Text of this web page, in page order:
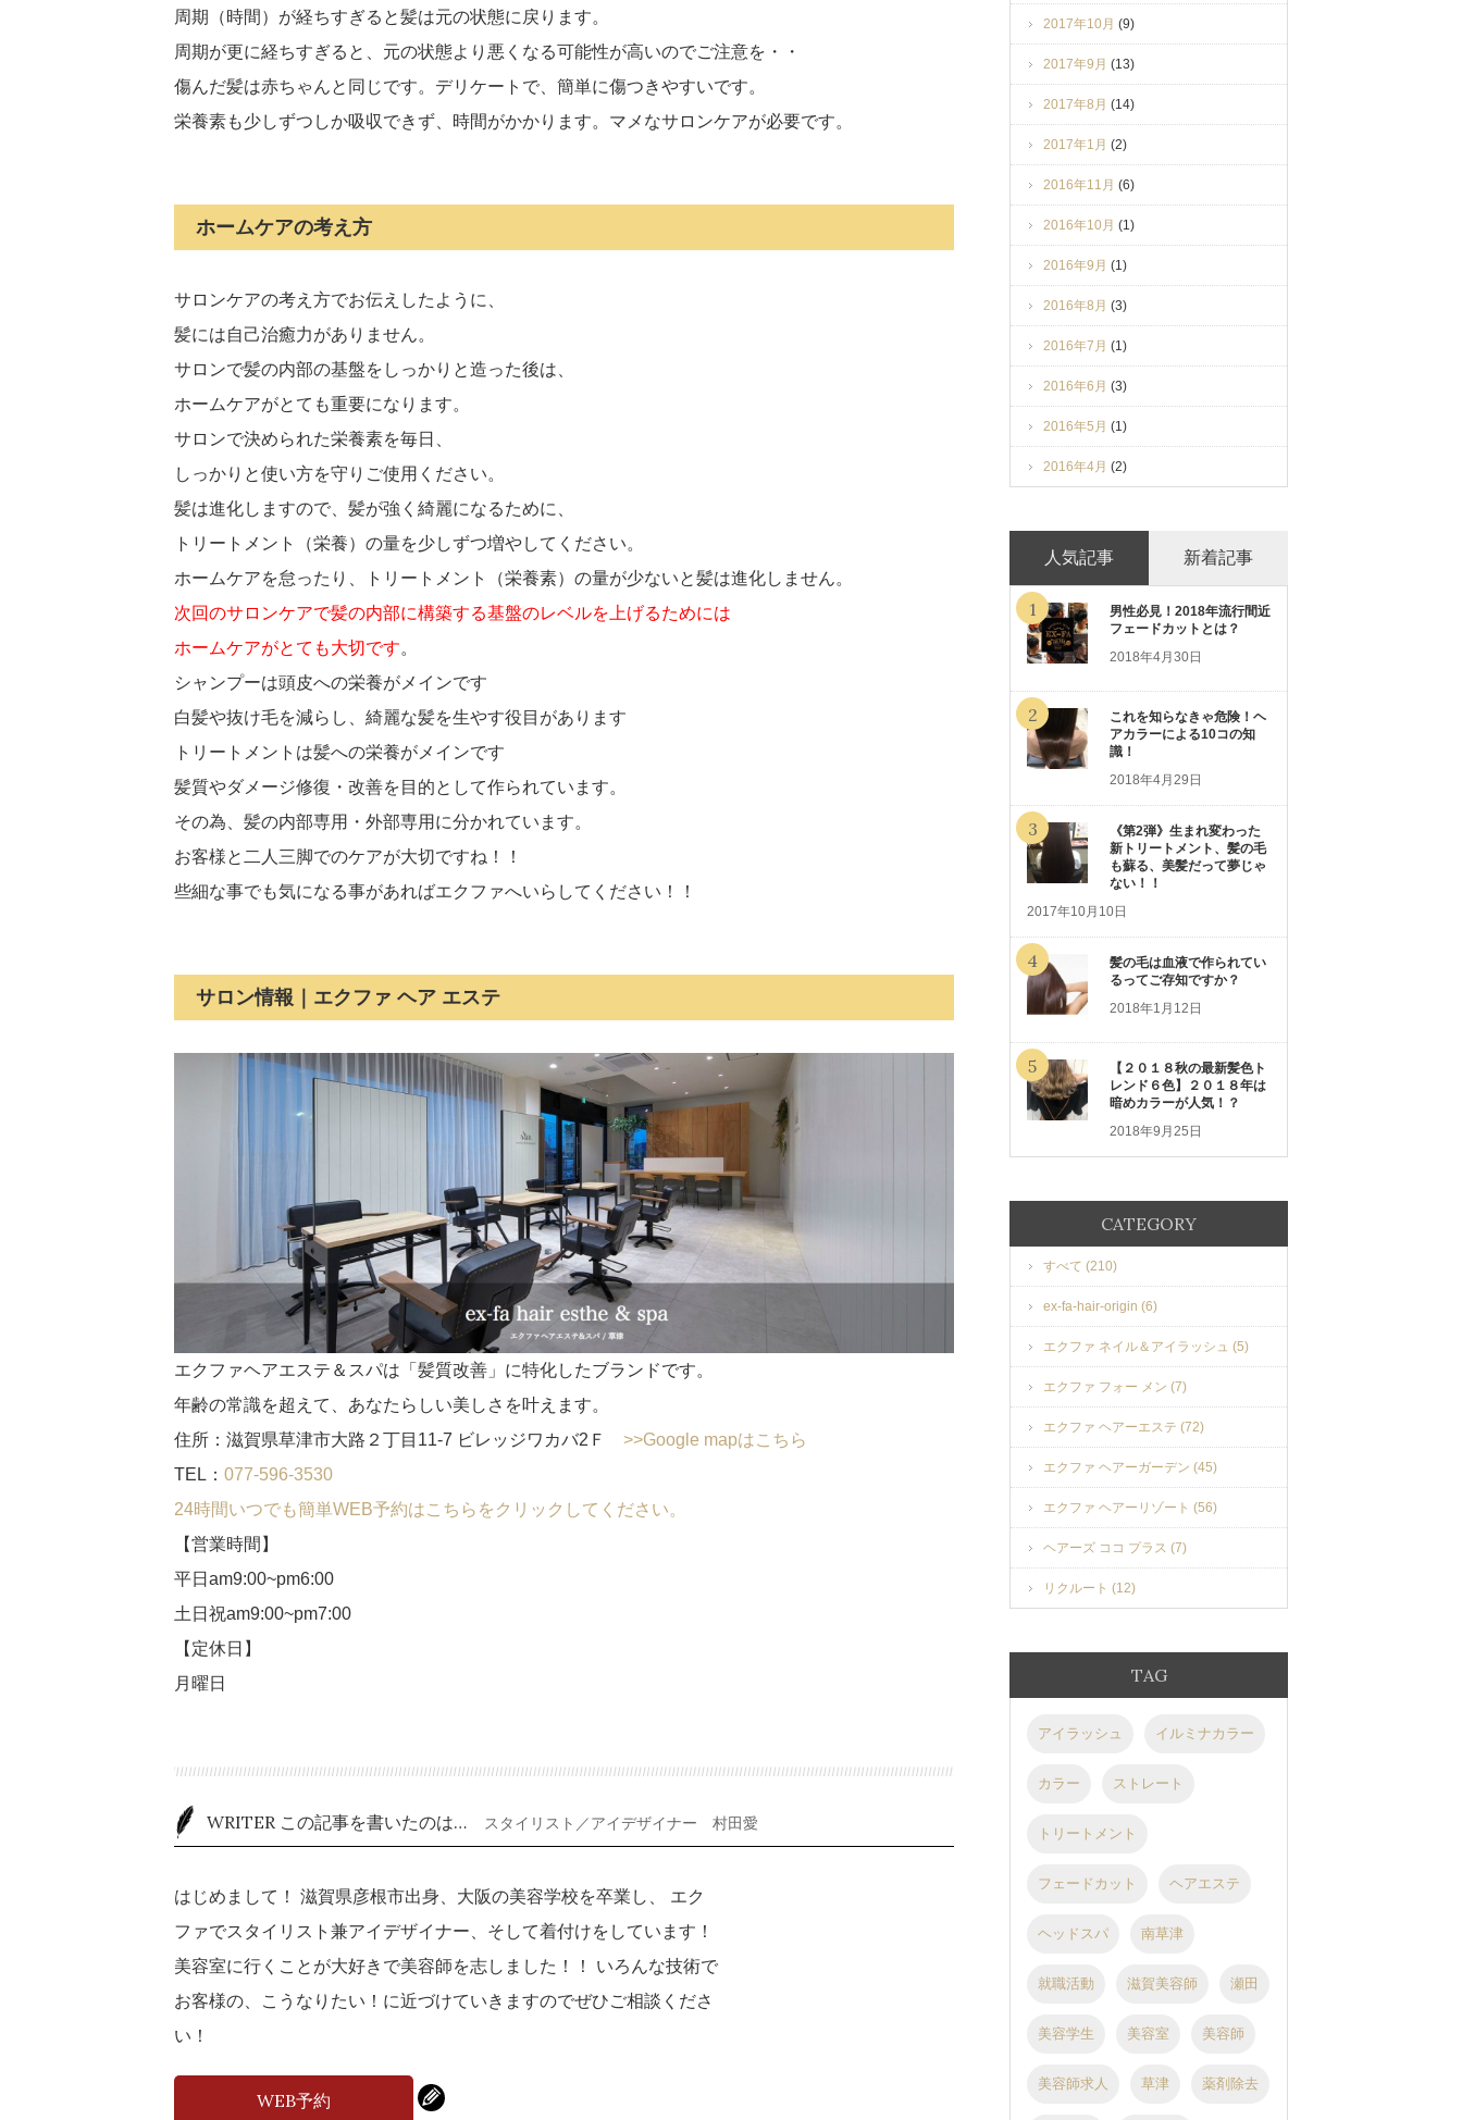
周期（時間）が経ちすぎると髪は元の状態に戻ります。
周期が更に経ちすぎると、元の状態より悪くなる可能性が高いのでご注意を・・
傷んだ髪は赤ちゃんと同じです。デリケートで、簡単に傷つきやすいです。
栄養素も少しずつしか吸収できず、時間がかかります。マメなサロンケアが必要です。
ホームケアの考え方
サロンケアの考え方でお伝えしたように、
髪には自己治癒力がありません。
サロンで髪の内部の基盤をしっかりと造った後は、
ホームケアがとても重要になります。
サロンで決められた栄養素を毎日、
しっかりと使い方を守りご使用ください。
髪は進化しますので、髪が強く綺麗になるために、
トリートメント（栄養）の量を少しずつ増やしてください。
ホームケアを怠ったり、トリートメント（栄養素）の量が少ないと髪は進化しません。
次回のサロンケアで髪の内部に構築する基盤のレベルを上げるためには
ホームケアがとても大切です。
シャンプーは頭皮への栄養がメインです
白髪や抜け毛を減らし、綺麗な髪を生やす役目があります
トリートメントは髪への栄養がメインです
髪質やダメージ修復・改善を目的として作られています。
その為、髪の内部専用・外部専用に分かれています。
お客様と二人三脚でのケアが大切ですね！！
些細な事でも気になる事があればエクファへいらしてください！！
サロン情報｜エクファ ヘア エステ
エクファヘアエステ＆スパは「髪質改善」に特化したブランドです。
年齢の常識を超えて、あなたらしい美しさを叶えます。
住所：滋賀県草津市大路２丁目11-7 ビレッジワカバ2Ｆ >>Google mapはこちら
TEL： 077-596-3530
24時間いつでも簡単WEB予約はこちらをクリックしてください。
【営業時間】
平日am9:00~pm6:00
土日祝am9:00~pm7:00
【定休日】
月曜日
WRITER この記事を書いたのは… スタイリスト／アイデザイナー 村田愛
はじめまして！ 滋賀県彦根市出身、大阪の美容学校を卒業し、 エク
ファでスタイリスト兼アイデザイナー、そして着付けをしています！
美容室に行くことが大好きで美容師を志しました！！ いろんな技術で
お客様の、こうなりたい！に近づけていきますのでぜひご相談くださ
い！
WEB予約
2017年10月 (9)
2017年9月 (13)
2017年8月 (14)
2017年1月 (2)
2016年11月 (6)
2016年10月 (1)
2016年9月 (1)
2016年8月 (3)
2016年7月 (1)
2016年6月 (3)
2016年5月 (1)
2016年4月 (2)
人気記事 新着記事
1
男性必見！2018年流行間近
フェードカットとは？
2018年4月30日
2
これを知らなきゃ危険！ヘ
アカラーによる10コの知
識！
2018年4月29日
3
《第2弾》生まれ変わった
新トリートメント、髪の毛
も蘇る、美髪だって夢じゃ
ない！！
2017年10月10日
4
髪の毛は血液で作られてい
るってご存知ですか？
2018年1月12日
5
【２０１８秋の最新髪色ト
レンド６色】２０１８年は
暗めカラーが人気！？
2018年9月25日
CATEGORY
すべて (210)
ex-fa-hair-origin (6)
エクファ ネイル＆アイラッシュ (5)
エクファ フォー メン (7)
エクファ ヘアーエステ (72)
エクファ ヘアーガーデン (45)
エクファ ヘアーリゾート (56)
ヘアーズ ココ プラス (7)
リクルート (12)
TAG
アイラッシュ イルミナカラー
カラー ストレート
トリートメント
フェードカット ヘアエステ
ヘッドスパ 南草津
就職活動 滋賀美容師 瀬田
美容学生 美容室 美容師
美容師求人 草津 薬剤除去